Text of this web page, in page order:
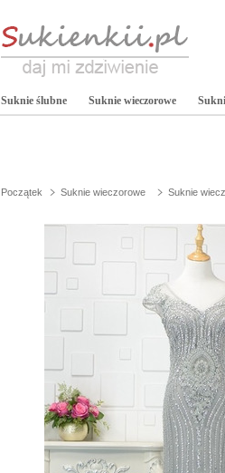
Suknie ślubne Suknie wieczorowe
Początek Suknie wieczorowe Suknie